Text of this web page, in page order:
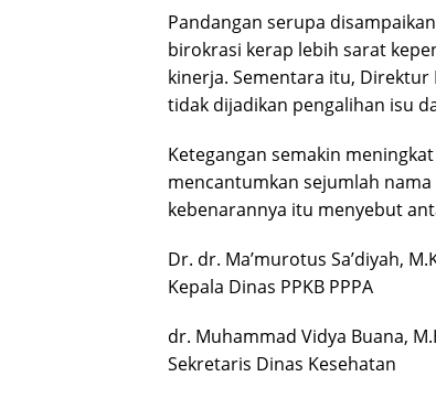
Pandangan serupa
birokrasi kerap lebih sarat
kinerja. Sementara itu, Direktur
tidak dijadikan pengalihan isu
Ketegangan semakin
mencantumkan sejumlah
kebenarannya itu menyebut
Dr. dr. Ma’murotus Sa’diyah,
Kepala Dinas PPKB PPPA
dr. Muhammad Vidya Buana,
Sekretaris Dinas Kesehatan